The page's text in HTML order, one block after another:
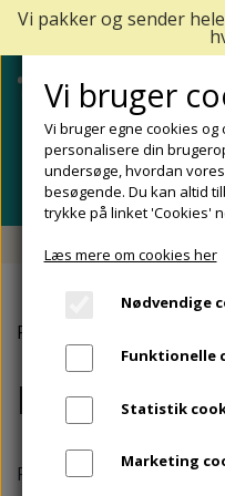
REDSKABER TIL
FODFILE
SÅLER,
APOFYSITIS
Fri fragt fra 499
Forside
Fortykkede
Fortykkede negle
Vi bruger
Vi bruger egne cookies
personalisere din
undersøge, hvordan
besøgende. Du kan altid
trykke på linket 'Cookies'
Læs mere om cookies her
Nødvendige
Funktionelle
Statistik
Marketing
Vi pakker og sender